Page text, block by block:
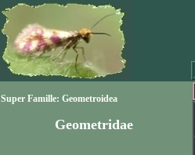
Super Famille: Geometroidea
Geometridae